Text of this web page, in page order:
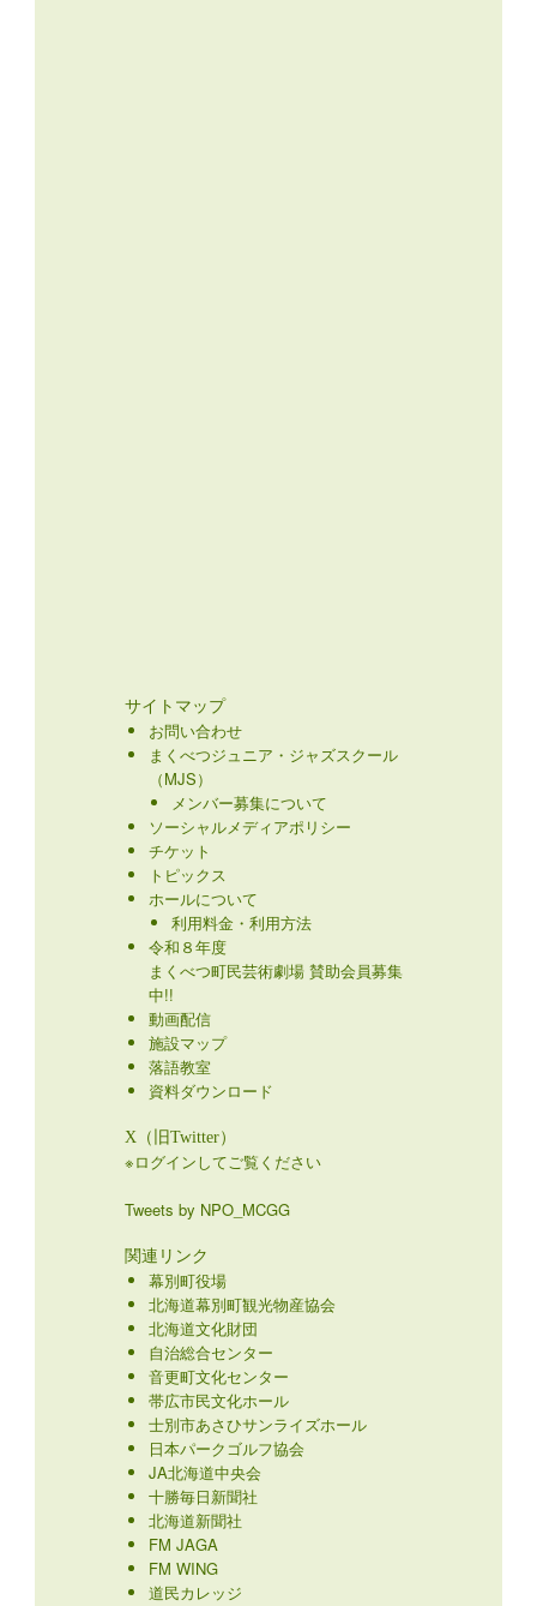
サイトマップ
お問い合わせ
まくべつジュニア・ジャズスクール
（MJS）
メンバー募集について
ソーシャルメディアポリシー
チケット
トピックス
ホールについて
利用料金・利用方法
令和８年度
まくべつ町民芸術劇場 賛助会員募集
中!!
動画配信
施設マップ
落語教室
資料ダウンロード
X（旧Twitter）
※ログインしてご覧ください
Tweets by NPO_MCGG
関連リンク
幕別町役場
北海道幕別町観光物産協会
北海道文化財団
自治総合センター
音更町文化センター
帯広市民文化ホール
士別市あさひサンライズホール
日本パークゴルフ協会
JA北海道中央会
十勝毎日新聞社
北海道新聞社
FM JAGA
FM WING
道民カレッジ